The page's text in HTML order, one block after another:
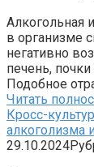
Алкогольная
в организме
негативно
печень,
Подобное
Читать
Кросс-
алкоголизма
29.10.2024